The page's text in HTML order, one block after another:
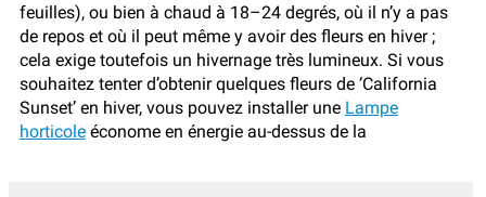
feuilles), ou bien à chaud à 18–24 degrés, où il n’y a pas
de repos et où il peut même y avoir des fleurs en hiver ;
cela exige toutefois un hivernage très lumineux. Si vous
souhaitez tenter d’obtenir quelques fleurs de ‘California
Sunset’ en hiver, vous pouvez installer une Lampe
horticole économe en énergie au-dessus de la